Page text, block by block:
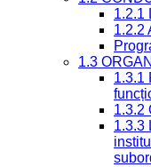
1.2.1
1.2.2
1.3
1.3.1
1.3.2
1.3.3